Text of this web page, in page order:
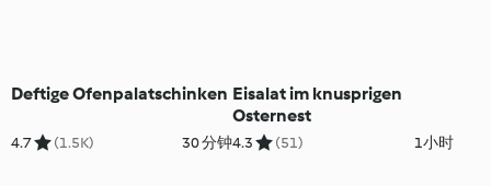
Deftige Ofenpalatschinken
4.7 (1.5K) 30 分钟
Eisalat im knusprigen
Osternest
4.3 (51) 1小时